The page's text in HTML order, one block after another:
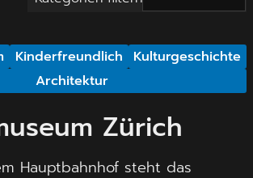
Kinderfreundlich
Kulturgeschichte
Architektur
Zürich
Hauptbahnhof steht das